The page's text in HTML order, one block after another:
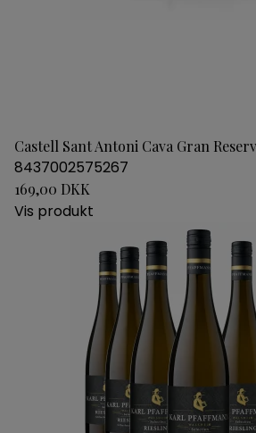
Castell Sant Antoni Cava Gran
8437002575267
169,00 DKK
Vis produkt